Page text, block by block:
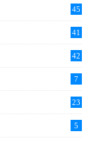
45
41
42
7
23
5